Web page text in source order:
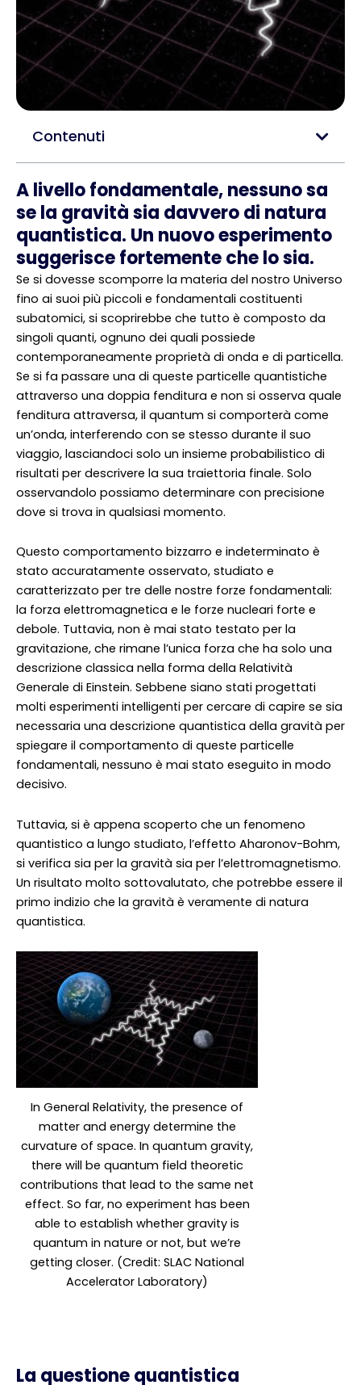
A livello fondamentale, nessuno sa
se la gravità sia davvero di natura
quantistica. Un nuovo esperimento
suggerisce fortemente che lo sia.
Se si dovesse scomporre la materia del nostro Universo
fino ai suoi più piccoli e fondamentali costituenti
subatomici, si scoprirebbe che tutto è composto da
singoli quanti, ognuno dei quali possiede
contemporaneamente proprietà di onda e di particella.
Se si fa passare una di queste particelle quantistiche
attraverso una doppia fenditura e non si osserva quale
fenditura attraversa, il quantum si comporterà come
un’onda, interferendo con se stesso durante il suo
viaggio, lasciandoci solo un insieme probabilistico di
risultati per descrivere la sua traiettoria finale. Solo
osservandolo possiamo determinare con precisione
dove si trova in qualsiasi momento.
Questo comportamento bizzarro e indeterminato è
stato accuratamente osservato, studiato e
caratterizzato per tre delle nostre forze fondamentali:
la forza elettromagnetica e le forze nucleari forte e
debole. Tuttavia, non è mai stato testato per la
gravitazione, che rimane l’unica forza che ha solo una
descrizione classica nella forma della Relatività
Generale di Einstein. Sebbene siano stati progettati
molti esperimenti intelligenti per cercare di capire se sia
necessaria una descrizione quantistica della gravità per
spiegare il comportamento di queste particelle
fondamentali, nessuno è mai stato eseguito in modo
decisivo.
Tuttavia, si è appena scoperto che un fenomeno
quantistico a lungo studiato, l’effetto Aharonov-Bohm,
si verifica sia per la gravità sia per l’elettromagnetismo.
Un risultato molto sottovalutato, che potrebbe essere il
primo indizio che la gravità è veramente di natura
quantistica.
In General Relativity, the presence of
matter and energy determine the
curvature of space. In quantum gravity,
there will be quantum field theoretic
contributions that lead to the same net
effect. So far, no experiment has been
able to establish whether gravity is
quantum in nature or not, but we’re
getting closer. (Credit: SLAC National
Accelerator Laboratory)
La questione quantistica
Contenuti